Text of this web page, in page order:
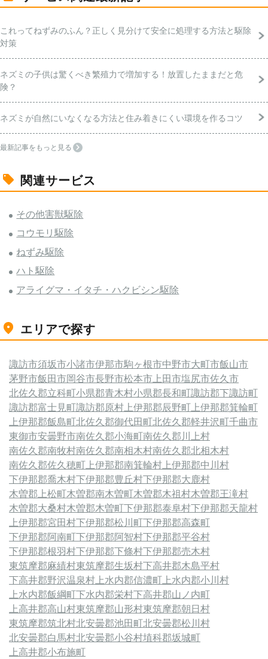
これってねずみのふん？正しく見分けて安全に処理する方法と駆除
対策
ネズミの子供は驚くべき繁殖力で増加する！放置したままだと危
険？
ネズミが自然にいなくなる方法と住み着きにくい環境を作るコツ
最新記事をもっと見る
関連サービス
その他害獣駆除
コウモリ駆除
ねずみ駆除
ハト駆除
アライグマ・イタチ・ハクビシン駆除
エリアで探す
諏訪市須坂市小諸市伊那市駒ヶ根市中野市大町市飯山市
茅野市飯田市岡谷市長野市松本市上田市塩尻市佐久市
北佐久郡立科町小県郡青木村小県郡長和町諏訪郡下諏訪町
諏訪郡富士見町諏訪郡原村上伊那郡辰野町上伊那郡箕輪町
上伊那郡飯島町北佐久郡御代田町北佐久郡軽井沢町千曲市
東御市安曇野市南佐久郡小海町南佐久郡川上村
南佐久郡南牧村南佐久郡南相木村南佐久郡北相木村
南佐久郡佐久穂町上伊那郡南箕輪村上伊那郡中川村
下伊那郡喬木村下伊那郡豊丘村下伊那郡大鹿村
木曽郡上松町木曽郡南木曽町木曽郡木祖村木曽郡王滝村
木曽郡大桑村木曽郡木曽町下伊那郡泰阜村下伊那郡天龍村
上伊那郡宮田村下伊那郡松川町下伊那郡高森町
下伊那郡阿南町下伊那郡阿智村下伊那郡平谷村
下伊那郡根羽村下伊那郡下條村下伊那郡売木村
東筑摩郡麻績村東筑摩郡生坂村下高井郡木島平村
下高井郡野沢温泉村上水内郡信濃町上水内郡小川村
上水内郡飯綱町下水内郡栄村下高井郡山ノ内町
上高井郡高山村東筑摩郡山形村東筑摩郡朝日村
東筑摩郡筑北村北安曇郡池田町北安曇郡松川村
北安曇郡白馬村北安曇郡小谷村埴科郡坂城町
上高井郡小布施町